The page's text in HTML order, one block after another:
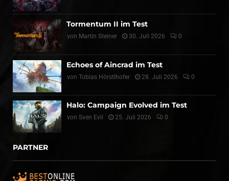
Tormentum II im Test
von Martin Steiner 30. Juli 2026 0
Echoes of Aincrad im Test
von Tobias Hörstlhofer 28. Juli 2026 0
Halo: Campaign Evolved im Test
von Sven Evil 25. Juli 2026 0
PARTNER